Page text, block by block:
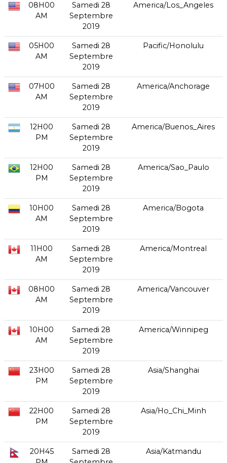
08H00
AM
Samedi 28
Septembre
2019
America/Los_Angeles
05H00
AM
Samedi 28
Septembre
2019
Pacific/Honolulu
07H00
AM
Samedi 28
Septembre
2019
America/Anchorage
12H00
PM
Samedi 28
Septembre
2019
America/Buenos_Aires
12H00
PM
Samedi 28
Septembre
2019
America/Sao_Paulo
10H00
AM
Samedi 28
Septembre
2019
America/Bogota
11H00
AM
Samedi 28
Septembre
2019
America/Montreal
08H00
AM
Samedi 28
Septembre
2019
America/Vancouver
10H00
AM
Samedi 28
Septembre
2019
America/Winnipeg
23H00
PM
Samedi 28
Septembre
2019
Asia/Shanghai
22H00
PM
Samedi 28
Septembre
2019
Asia/Ho_Chi_Minh
20H45
Samedi 28
Asia/Katmandu